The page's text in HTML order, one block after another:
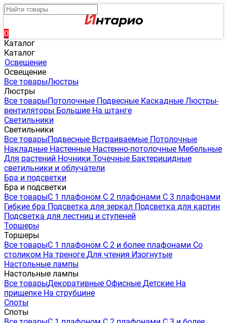
0
Каталог
Каталог
Освещение
Освещение
Все товарыЛюстры
Люстры
Все товарыПотолочные Подвесные Каскадные Люстры-
вентиляторы Большие На штанге
Светильники
Светильники
Все товарыПодвесные Встраиваемые Потолочные
Накладные Настенные Настенно-потолочные Мебельные
Для растений Ночники Точечные Бактерицидные
светильники и облучатели
Бра и подсветки
Бра и подсветки
Все товарыС 1 плафоном С 2 плафонами С 3 плафонами
Гибкие бра Подсветка для зеркал Подсветка для картин
Подсветка для лестниц и ступеней
Торшеры
Торшеры
Все товарыС 1 плафоном С 2 и более плафонами Со
столиком На треноге Для чтения Изогнутые
Настольные лампы
Настольные лампы
Все товарыДекоративные Офисные Детские На
прищепке На струбцине
Споты
Споты